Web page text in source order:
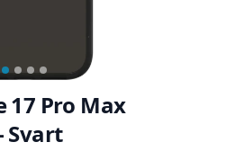
17 Pro Max
Svart